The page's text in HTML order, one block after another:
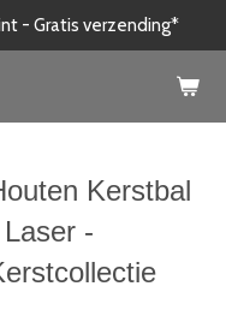
- Gratis verzending*
Kerstbal
-